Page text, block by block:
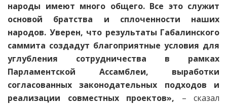
народы имеют много общего. Все это служит
основой братства и сплоченности наших
народов. Уверен, что результаты Габалинского
саммита создадут благоприятные условия для
углубления сотрудничества в рамках
Парламентской Ассамблеи, выработки
согласованных законодательных подходов и
реализации совместных проектов», – сказал